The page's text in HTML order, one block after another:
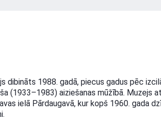
dibināts 1988. gadā, piecus gadus pēc
(1933–1983) aiziešanas mūžībā. Muzejs
ielā Pārdaugavā, kur kopš 1960. gada